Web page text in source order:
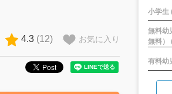
4.3 (12) お気に入り
小学生
無料幼
無料）
有料幼